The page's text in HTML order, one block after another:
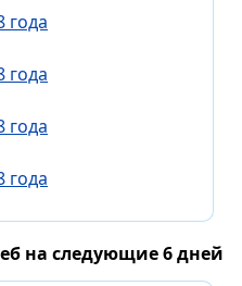
года
года
года
года
на следующие 6 дней